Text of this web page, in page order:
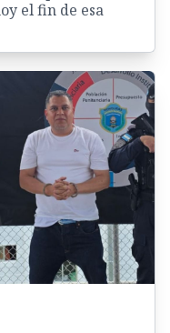
el fin de esa